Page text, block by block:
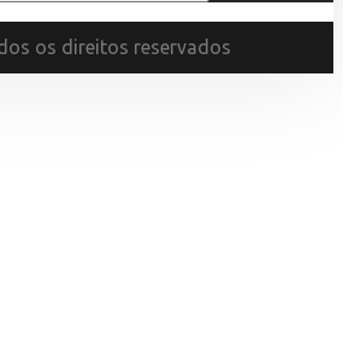
os direitos reservados